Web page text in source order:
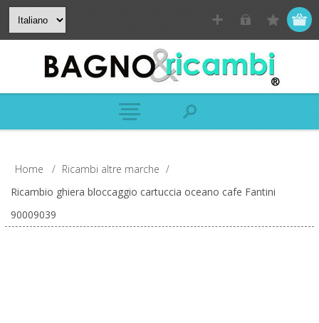
Home / Ricambi altre marche /
Ricambio ghiera bloccaggio cartuccia oceano cafe Fantini
90009039